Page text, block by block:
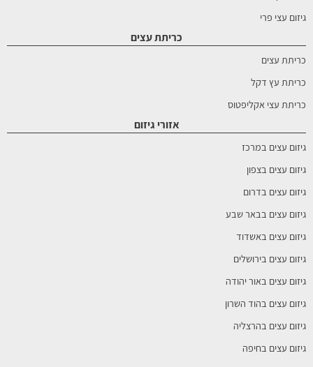
גיזום עצי פרי
כריתת עצים
כריתת עצים
כריתת עץ דקל
כריתת עצי אקליפטוס
אזורי גיזום
גיזום עצים במרכז
גיזום עצים בצפון
גיזום עצים בדרום
גיזום עצים בבאר שבע
גיזום עצים באשדוד
גיזום עצים בירושלים
גיזום עצים באור יהודה
גיזום עצים בהוד השרון
גיזום עצים בהרצליה
גיזום עצים בחיפה